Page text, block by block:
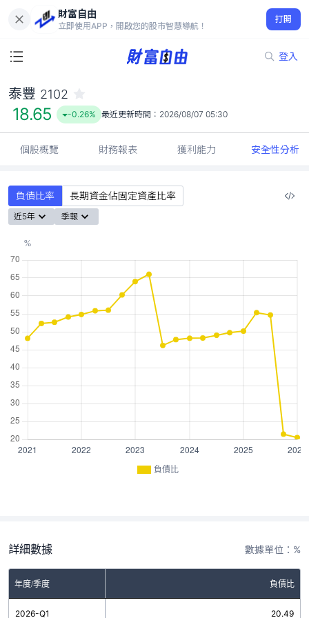
財富自由
立即使用APP，開啟您的股市智慧導航！
打開
登入
18.65
-0.26%
泰豐 2102
18.65 -0.26% 最近更新時間： 2026/08/07 05:30
個股概覽 財務報表 獲利能力 安全性分析
負債比率 長期資金佔固定資產比率
近5年 季報
負債比
詳細數據 數據單位：%
年度/季度 負債比
2026-Q1 20.49